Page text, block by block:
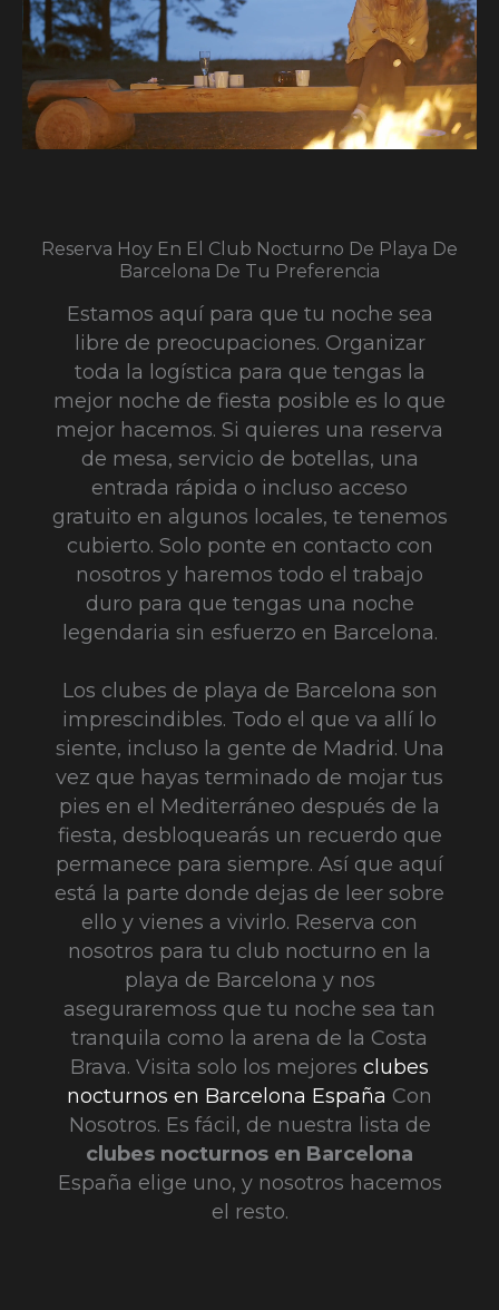
Reserva Hoy En El Club Nocturno De Playa De
Barcelona De Tu Preferencia
Estamos aquí para que tu noche sea
libre de preocupaciones. Organizar
toda la logística para que tengas la
mejor noche de fiesta posible es lo que
mejor hacemos. Si quieres una reserva
de mesa, servicio de botellas, una
entrada rápida o incluso acceso
gratuito en algunos locales, te tenemos
cubierto. Solo ponte en contacto con
nosotros y haremos todo el trabajo
duro para que tengas una noche
legendaria sin esfuerzo en Barcelona.
Los clubes de playa de Barcelona son
imprescindibles. Todo el que va allí lo
siente, incluso la gente de Madrid. Una
vez que hayas terminado de mojar tus
pies en el Mediterráneo después de la
fiesta, desbloquearás un recuerdo que
permanece para siempre. Así que aquí
está la parte donde dejas de leer sobre
ello y vienes a vivirlo. Reserva con
nosotros para tu club nocturno en la
playa de Barcelona y nos
aseguraremoss que tu noche sea tan
tranquila como la arena de la Costa
Brava. Visita solo los mejores clubes
nocturnos en Barcelona España Con
Nosotros. Es fácil, de nuestra lista de
clubes nocturnos en Barcelona
España elige uno, y nosotros hacemos
el resto.